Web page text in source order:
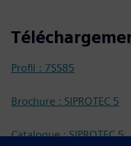
Profil : 7SS85
Brochure : SIPROTEC 5
Catalogue : SIPROTEC 5